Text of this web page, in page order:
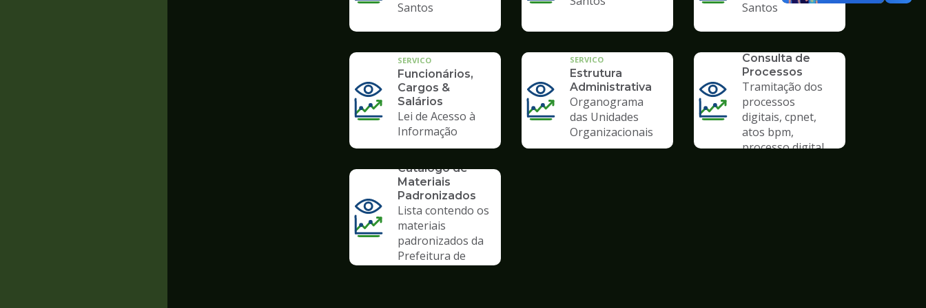
Santos
Santos
SERVICO
Funcionários,
Cargos &
Salários
Lei de Acesso à
Informação
SERVICO
Estrutura
Administrativa
Organograma
das Unidades
Organizacionais
Consulta de
Processos
Tramitação dos
processos
digitais, cpnet,
atos bpm,
processo digital
Catálogo de
Materiais
Padronizados
Lista contendo os
materiais
padronizados da
Prefeitura de